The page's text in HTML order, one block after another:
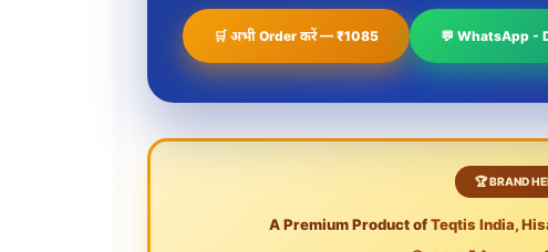
🛒 अभी Order करें — ₹1085 💬 WhatsApp -
🏆 BRAND
A Premium Product ofTeqtis India,